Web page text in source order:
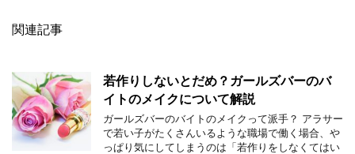
関連記事
若作りしないとだめ？ガールズバーのバ
イトのメイクについて解説
ガールズバーのバイトのメイクって派手？ アラサー
で若い子がたくさんいるような職場で働く場合、や
っぱり気にしてしまうのは「若作りをしなくてはい